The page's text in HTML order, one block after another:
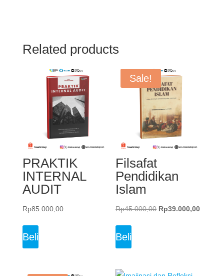
Related products
PRAKTIK
INTERNAL
AUDIT
Rp85.000,00
Beli
Sale!
Filsafat
Pendidikan
Islam
Rp45.000,00 Original
Rp39.000,00Current
Beli